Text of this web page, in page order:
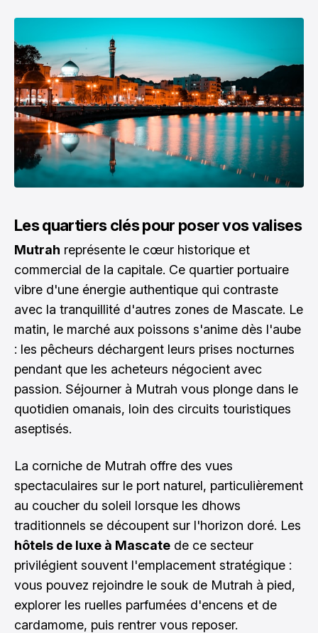
Les quartiers clés pour poser vos valises
Mutrah représente le cœur historique et
commercial de la capitale. Ce quartier portuaire
vibre d'une énergie authentique qui contraste
avec la tranquillité d'autres zones de Mascate. Le
matin, le marché aux poissons s'anime dès l'aube
: les pêcheurs déchargent leurs prises nocturnes
pendant que les acheteurs négocient avec
passion. Séjourner à Mutrah vous plonge dans le
quotidien omanais, loin des circuits touristiques
aseptisés.
La corniche de Mutrah offre des vues
spectaculaires sur le port naturel, particulièrement
au coucher du soleil lorsque les dhows
traditionnels se découpent sur l'horizon doré. Les
hôtels de luxe à Mascate de ce secteur
privilégient souvent l'emplacement stratégique :
vous pouvez rejoindre le souk de Mutrah à pied,
explorer les ruelles parfumées d'encens et de
cardamome, puis rentrer vous reposer.